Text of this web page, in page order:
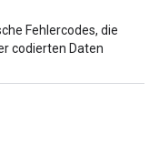
Fehlercodes, die
codierten Daten